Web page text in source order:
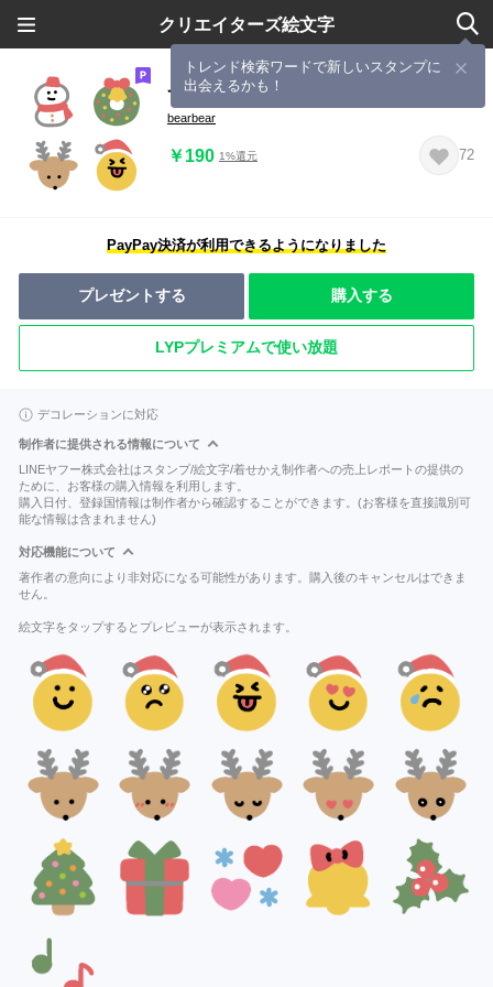
クリエイターズ絵文字
トレンド検索ワードで新しいスタンプに
出会えるかも！
ずっと使える♡らぶりーえもじ5(冬)
bearbear
￥190 1%還元 72
PayPay決済が利用できるようになりました
プレゼントする 購入する
LYPプレミアムで使い放題
デコレーションに対応
制作者に提供される情報について
LINEヤフー株式会社はスタンプ/絵文字/着せかえ制作者への売上レポートの提供の
ために、お客様の購入情報を利用します。
購入日付、登録国情報は制作者から確認することができます。(お客様を直接識別可
能な情報は含まれません)
対応機能について
著作者の意向により非対応になる可能性があります。購入後のキャンセルはできま
せん。
絵文字をタップするとプレビューが表示されます。